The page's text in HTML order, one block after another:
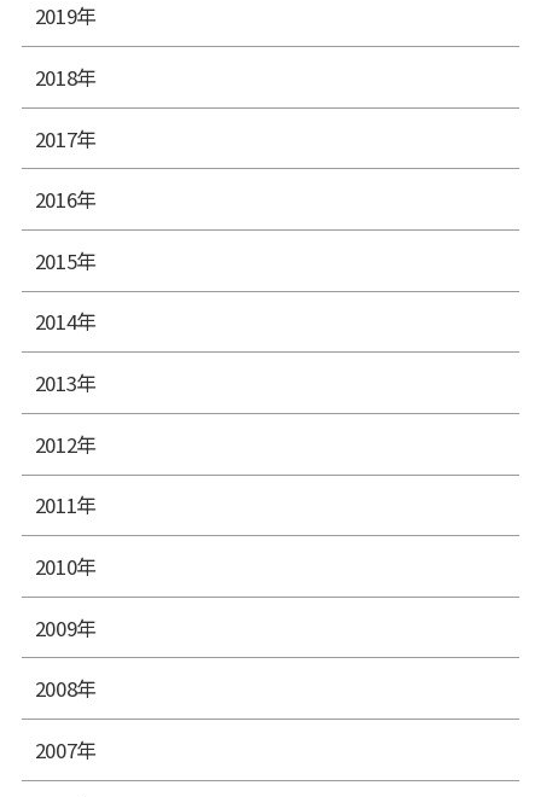
2019年
2018年
2017年
2016年
2015年
2014年
2013年
2012年
2011年
2010年
2009年
2008年
2007年